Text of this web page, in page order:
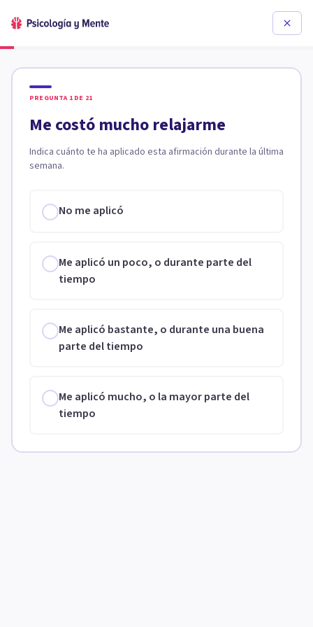
PREGUNTA 1 DE 21
Me costó mucho relajarme
Indica cuánto te ha aplicado esta afirmación durante la última
semana.
No me aplicó
Me aplicó un poco, o durante parte del
tiempo
Me aplicó bastante, o durante una buena
parte del tiempo
Me aplicó mucho, o la mayor parte del
tiempo